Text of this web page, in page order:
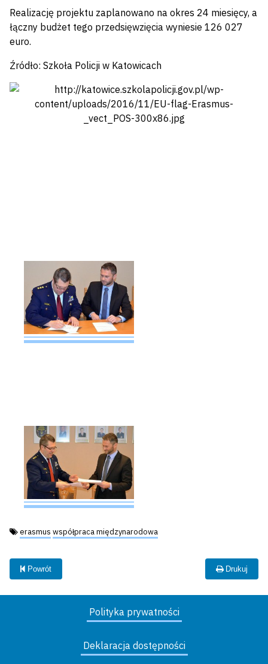
Realizację projektu zaplanowano na okres 24 miesięcy, a
łączny budżet tego przedsięwzięcia wyniesie 126 027
euro.
Źródło: Szkoła Policji w Katowicach
Tagi:
erasmus współpraca międzynarodowa
Powrót Drukuj
Polityka prywatności
Deklaracja dostępności